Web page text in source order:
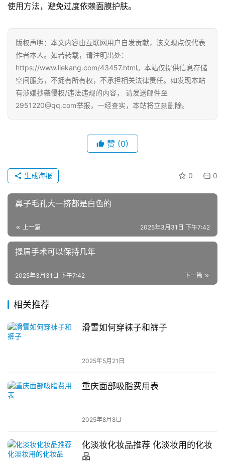
使用方法，避免过度依赖面膜护肤。
版权声明：本文内容由互联网用户自发贡献，该文观点仅代表
作者本人。如若转载，请注明出处：
https://www.liekang.com/43457.html。本站仅提供信息存储
空间服务，不拥有所有权，不承担相关法律责任。如发现本站
有涉嫌抄袭侵权/违法违规的内容， 请发送邮件至
2951220@qq.com举报，一经查实，本站将立刻删除。
赞 (0)
0 0
生成海报
鼻子毛孔大一挤都是白色的
上一篇 2025年3月31日 下午7:42
提眉手术可以保持几年
下一篇
2025年3月31日 下午7:42
相关推荐
滑雪如何穿袜子和裤子
2025年5月21日
重庆面部吸脂费用表
2025年8月8日
化淡妆化妆品推荐 化淡妆用的化妆
品